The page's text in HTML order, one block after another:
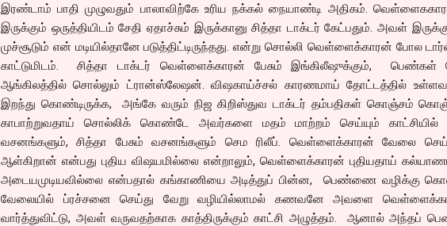
இரண்டாம் பாதி முழுவதும் பாலாவிற்கே உரிய நக்கல் நையாண்டி அதிகம்.
இருக்கும் ஒருத்தியிடம் சேதி ஏதாச்சும் இருக்கானு சித்தா டாக்டர் கேட்பதும். அவள்
முச்சூடும் என் மடியில்தானே படுத்திட்டிருந்தது. என்று சொல்லி வெள்ளைக்காரன் போல
காட்டுமிடம். சித்தா டாக்டர் வெள்ளைக்காரன் பேசும் இங்கிலீஷுக்கும், பெண்கள்
ஆங்கிலத்தில் சொல்லும் ட்ரான்ஸ்லேஷன். விஷகாய்ச்சல் காரணமாய் தோட்டத்தில்
இறந்து கொண்டிருக்க, அங்கே வரும் நிஜ கிறிஸ்துவ டாக்டர் தம்பதிகள் கொஞ்சம்
காபாற்றுவதாய் சொல்லிக் கொண்டே அவர்களை மதம் மாற்றம் செய்யும் காட்சியில்
வசனங்களும், சித்தா பேசும் வசனங்களும் செம ரிலீப். வெள்ளைக்காரன் வேலை
ஆள்கிறான் என்பது புதிய விஷயமில்லை என்றாலும், வெள்ளைக்காரன் புதியதாய்
அடையமுடியவில்லை என்பதால் கங்காணியை அடித்துப் பின்ன, பெண்ணை வழிக்கு
வேலையில் ப்ரச்சனை செய்து வேறு வழியில்லாமல் கணவனே அவளை
வார்த்துவிட்டு, அவள் வருவதற்காக காத்திருக்கும் காட்சி அழுத்தம். ஆனால்